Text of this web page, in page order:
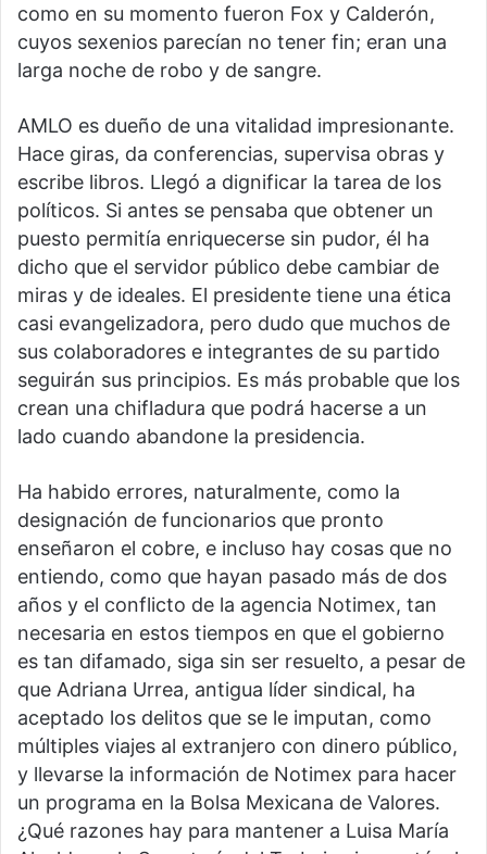
como en su momento fueron Fox y Calderón,
cuyos sexenios parecían no tener fin; eran una
larga noche de robo y de sangre.
AMLO es dueño de una vitalidad impresionante.
Hace giras, da conferencias, supervisa obras y
escribe libros. Llegó a dignificar la tarea de los
políticos. Si antes se pensaba que obtener un
puesto permitía enriquecerse sin pudor, él ha
dicho que el servidor público debe cambiar de
miras y de ideales. El presidente tiene una ética
casi evangelizadora, pero dudo que muchos de
sus colaboradores e integrantes de su partido
seguirán sus principios. Es más probable que los
crean una chifladura que podrá hacerse a un
lado cuando abandone la presidencia.
Ha habido errores, naturalmente, como la
designación de funcionarios que pronto
enseñaron el cobre, e incluso hay cosas que no
entiendo, como que hayan pasado más de dos
años y el conflicto de la agencia Notimex, tan
necesaria en estos tiempos en que el gobierno
es tan difamado, siga sin ser resuelto, a pesar de
que Adriana Urrea, antigua líder sindical, ha
aceptado los delitos que se le imputan, como
múltiples viajes al extranjero con dinero público,
y llevarse la información de Notimex para hacer
un programa en la Bolsa Mexicana de Valores.
¿Qué razones hay para mantener a Luisa María